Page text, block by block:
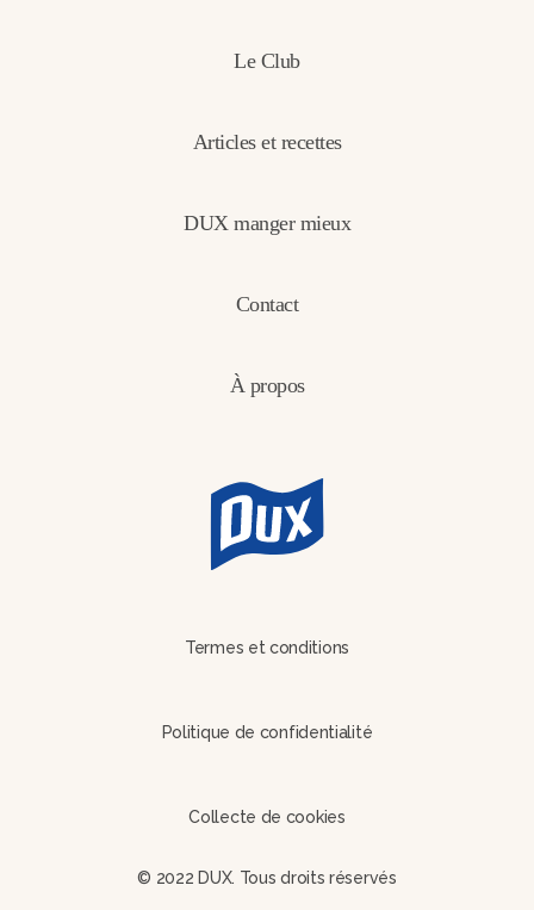
Le Club
Articles et recettes
DUX manger mieux
Contact
À propos
Termes et conditions
Politique de confidentialité
Collecte de cookies
© 2022 DUX. Tous droits réservés